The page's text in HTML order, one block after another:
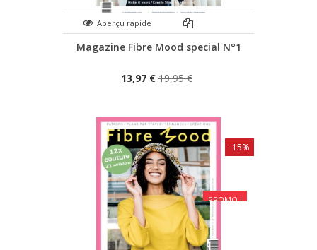
Aperçu rapide
Magazine Fibre Mood special N°1
13,97 € 19,95 €
PROMO !
-15%